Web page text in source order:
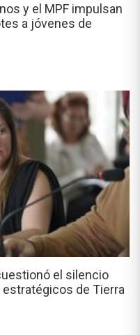
y el MPF impulsan
a jóvenes de
el silencio
de Tierra